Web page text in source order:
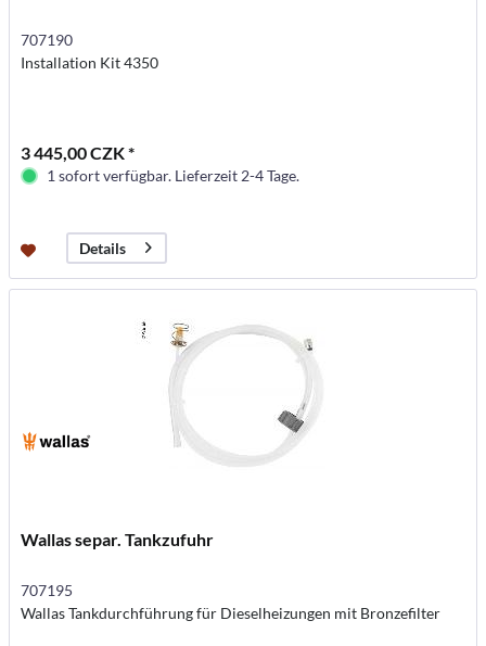
707190
Installation Kit 4350
3 445,00 CZK *
1 sofort verfügbar. Lieferzeit 2-4 Tage.
Details
Wallas separ. Tankzufuhr
707195
Wallas Tankdurchführung für Dieselheizungen mit Bronzefilter